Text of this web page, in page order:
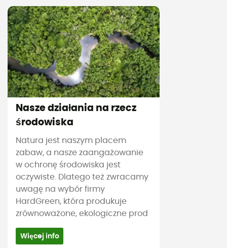
Nasze działania na rzecz
środowiska
Natura jest naszym placem
zabaw, a nasze zaangażowanie
w ochronę środowiska jest
oczywiste. Dlatego też zwracamy
uwagę na wybór firmy
HardGreen, która produkuje
zrównoważone, ekologiczne prod
Więcej info